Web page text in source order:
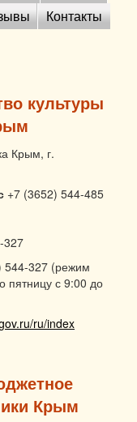
Контакты
культуры
Крым, г.
+7 (3652) 544-485
327
544-327 (режим
пятницу с 9:00 до
ru/index
Крым